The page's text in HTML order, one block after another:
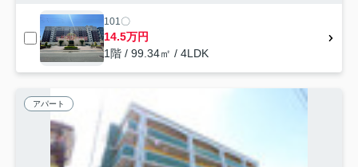
101〇
14.5万円
1階 / 99.34㎡ / 4LDK
アパート